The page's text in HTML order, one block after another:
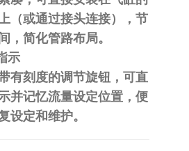
（或通过接头连接），节
，简化管路布局。
示​
有刻度的调节旋钮，可直
并记忆流量设定位置，便
设定和维护。